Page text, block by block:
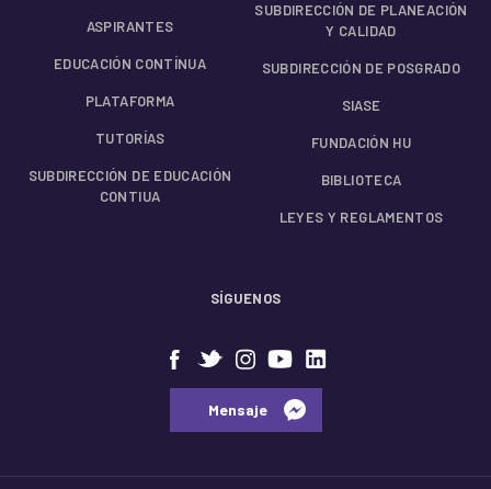
ASPIRANTES
EDUCACIÓN CONTÍNUA
PLATAFORMA
TUTORÍAS
SUBDIRECCIÓN DE EDUCACIÓN
CONTIUA
SUBDIRECCIÓN DE PLANEACIÓN
Y CALIDAD
SUBDIRECCIÓN DE POSGRADO
SIASE
FUNDACIÓN HU
BIBLIOTECA
LEYES Y REGLAMENTOS
SÍGUENOS
⠀⠀Mensaje⠀